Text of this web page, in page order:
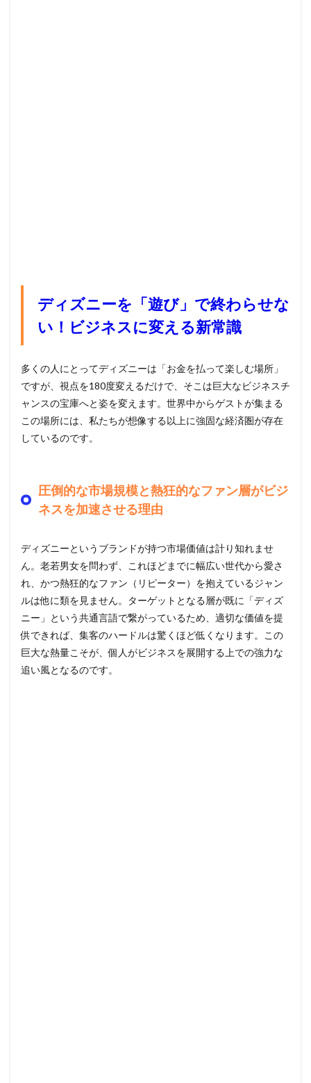
ディズニーを「遊び」で終わらせな
い！ビジネスに変える新常識
多くの人にとってディズニーは「お金を払って楽しむ場所」
ですが、視点を180度変えるだけで、そこは巨大なビジネスチ
ャンスの宝庫へと姿を変えます。世界中からゲストが集まる
この場所には、私たちが想像する以上に強固な経済圏が存在
しているのです。
圧倒的な市場規模と熱狂的なファン層がビジ
ネスを加速させる理由
ディズニーというブランドが持つ市場価値は計り知れませ
ん。老若男女を問わず、これほどまでに幅広い世代から愛さ
れ、かつ熱狂的なファン（リピーター）を抱えているジャン
ルは他に類を見ません。ターゲットとなる層が既に「ディズ
ニー」という共通言語で繋がっているため、適切な価値を提
供できれば、集客のハードルは驚くほど低くなります。この
巨大な熱量こそが、個人がビジネスを展開する上での強力な
追い風となるのです。